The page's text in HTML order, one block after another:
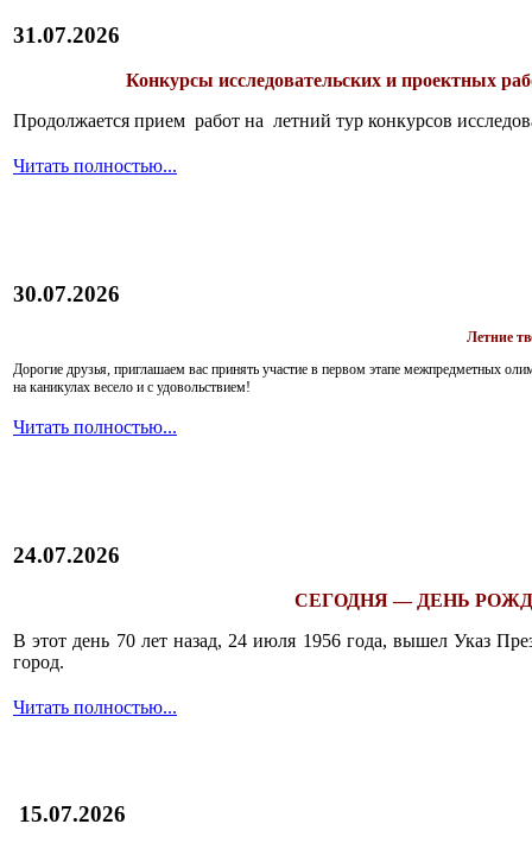
31.07.2026
Конкурсы исследовательских и проектных
Продолжается прием работ на летний тур конкурсов
Читать полностью...
30.07.2026
Летние
Дорогие друзья, приглашаем вас принять участие в первом этапе межпредметных
на каникулах весело и с удовольствием!
Читать полностью...
24.07.2026
СЕГОДНЯ — ДЕНЬ
В этот день 70 лет назад, 24 июля 1956 года, вышел Указ
город.
Читать полностью...
15.07.2026